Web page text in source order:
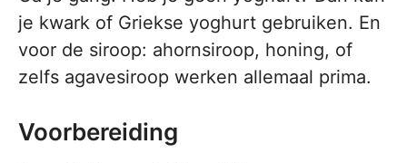
je kwark of Griekse yoghurt gebruiken. En
voor de siroop: ahornsiroop, honing, of
zelfs agavesiroop werken allemaal prima.
Voorbereiding